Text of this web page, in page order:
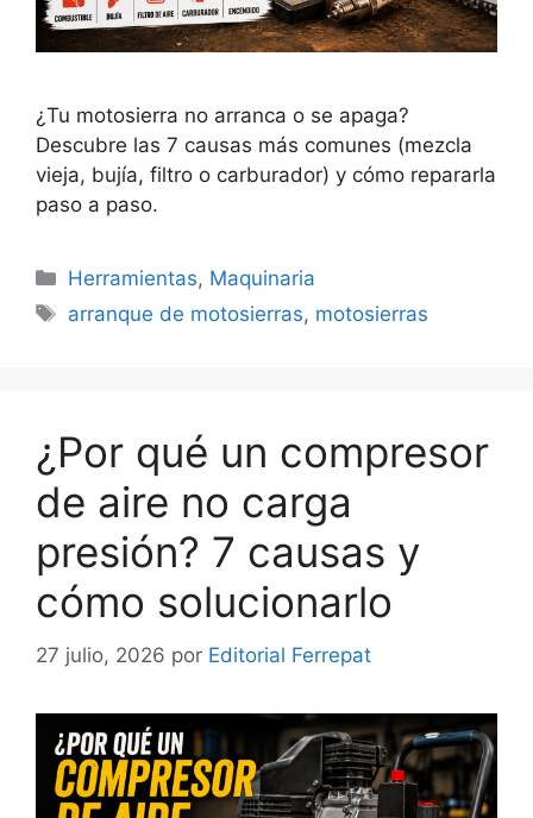
¿Tu motosierra no arranca o se apaga?
Descubre las 7 causas más comunes (mezcla
vieja, bujía, filtro o carburador) y cómo repararla
paso a paso.
Categorías
Herramientas, Maquinaria
Etiquetas
arranque de motosierras, motosierras
¿Por qué un compresor
de aire no carga
presión? 7 causas y
cómo solucionarlo
27 julio, 2026 por Editorial Ferrepat